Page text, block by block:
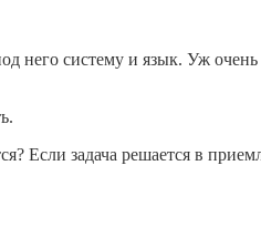
него систему и язык. Уж очень
задача решается в